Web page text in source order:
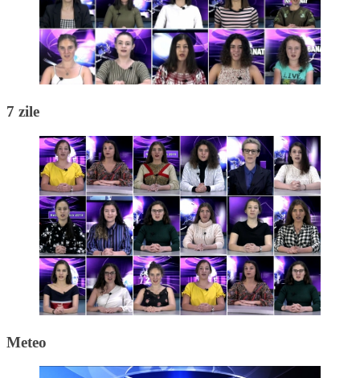
7 zile
Meteo